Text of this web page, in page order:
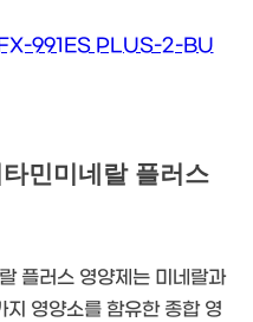
민미네랄 플러스
플러스 영양제는 미네랄과
영양소를 함유한 종합 영